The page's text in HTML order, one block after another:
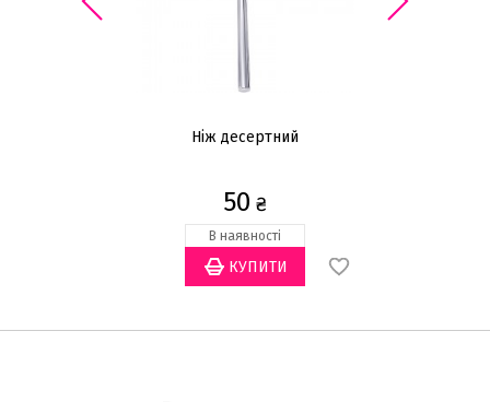
Ніж десертний
50 ₴
В наявності